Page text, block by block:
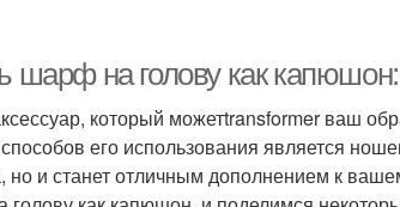
шарф на голову как
который можетtransformer ваш
его использования является
но и станет отличным дополнением к